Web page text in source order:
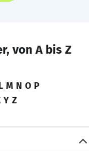
von A bis Z
M N O P
Y Z